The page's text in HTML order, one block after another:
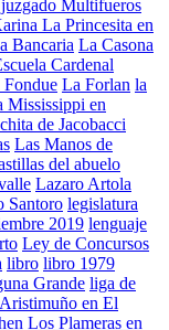
juzgado Multifueros
La Princesita en
Bancaria La Casona
Cardenal
Fondue La Forlan la
Mississippi en
de Jacobacci
Las Manos de
del abuelo
Lazaro Artola
Santoro legislatura
2019 lenguaje
Ley de Concursos
libro libro 1979
Grande liga de
en El
Los Plameras en